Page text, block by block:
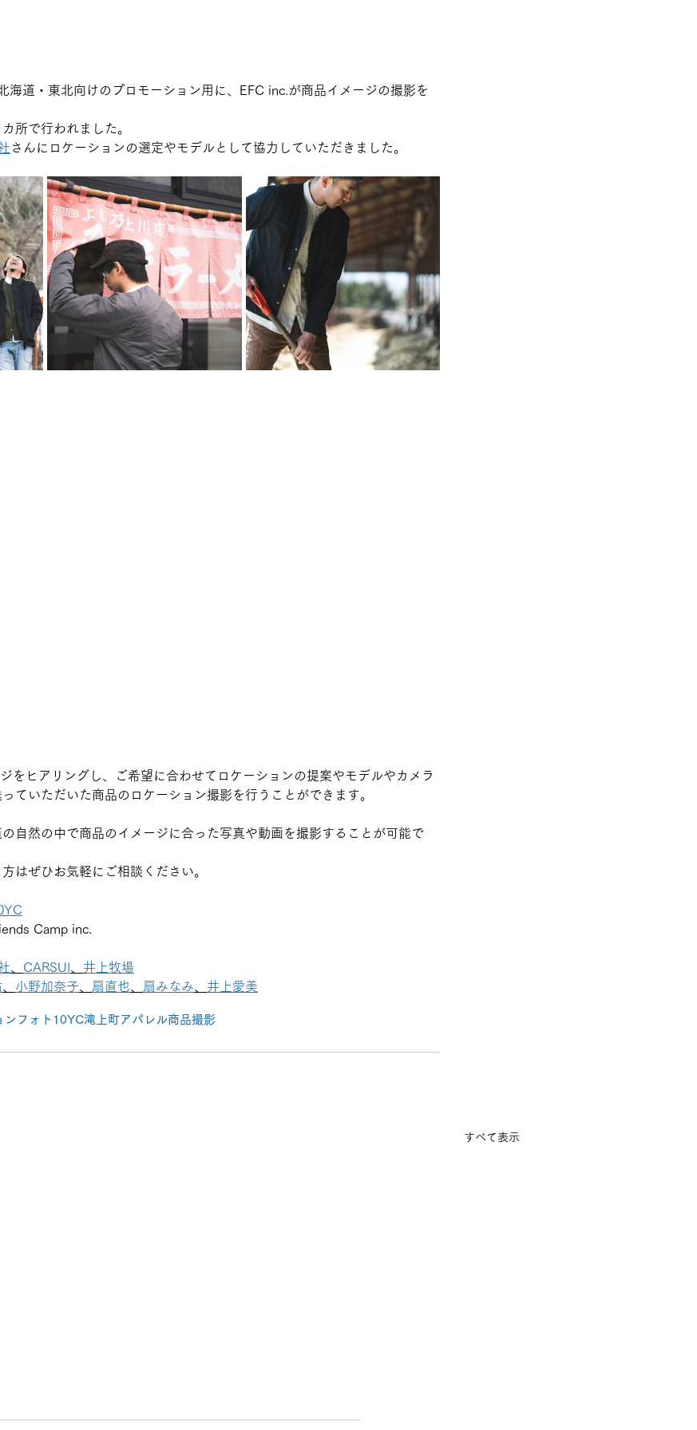
海道・東北向けのプロモーション用に、EFC inc.が商品イメージの撮影を
所で行われました。
さんにロケーションの選定やモデルとして協力していただきました。
をヒアリングし、ご希望に合わせてロケーションの提案やモデルやカメラ
ていただいた商品のロケーション撮影を行うことができます。
自然の中で商品のイメージに合った写真や動画を撮影することが可能で
はぜひお気軽にご相談ください。
Camp inc.
、 CARSUI、 井上牧場
、 小野加奈子、 扇直也、 扇みなみ、 井上愛美
ンフォト10YC滝上町アパレル商品撮影
すべて表示